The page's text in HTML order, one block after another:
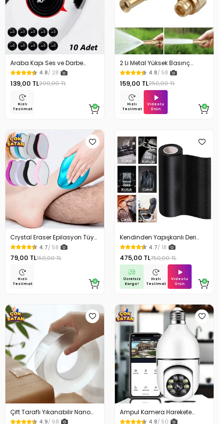
Araba Kapı Ses ve Darbe
Emici Pad 10 Adet
4.8/ 28
139,00 TL200,00 TL
Hızlı
Teslimat
2 Li Metal Yüksek Basınç
Yağmurlamalı Hortum Ucu
4.8/ 58
159,00 TL250,00 TL
Hızlı
Teslimat
Videolu
Ürün
Crystal Eraser Epilasyon Tüy
Silgisi Tüy Alıcı
4.7/ 58
79,00 TL150,00 TL
Hızlı
Teslimat
Kendinden Yapışkanlı Deri
Döşeme Deri Tamir Kiti Siyah
100 Cm x 50 Cm
4.7/ 18
475,00 TL750,00 TL
Ücretsiz
Kargo!
Hızlı
Teslimat
Videolu
Ürün
Çift Taraflı Yıkanabilir Nano
Teknoloji Bant 3 mt
4.9/ 68
Ampul Kamera Harekete
Duyarlı Gece Görüşlü
4.8/ 50